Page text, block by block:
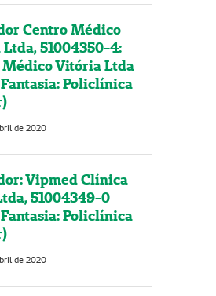
Centro Médico
51004350-4:
Médico Vitória Ltda
Policlínica
de 2020
Vipmed Clínica
51004349-0
Policlínica
de 2020